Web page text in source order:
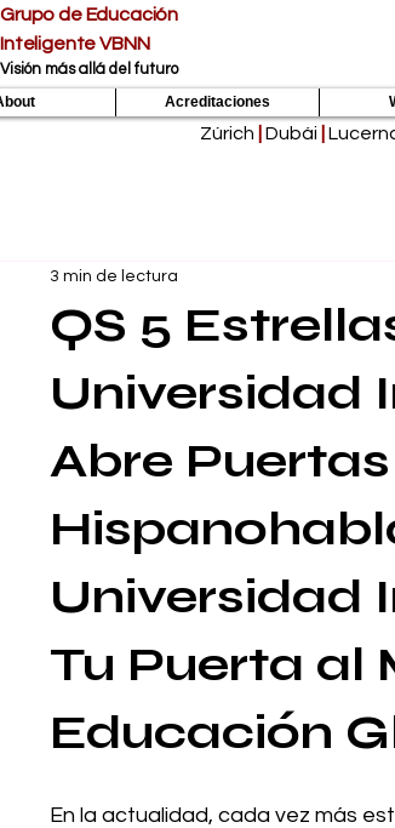
Grupo de Educación
Inteligente VBNN
​Visión más allá del futuro
Acreditaciones
Zúrich Dubái
QS 5
Universidad
Abre
3 min de lectura
Universidad
Tu Puerta al
Educación
En la actualidad, cada vez más